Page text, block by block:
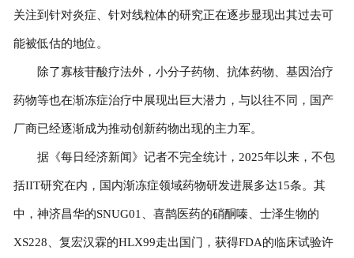
关注到针对炎症、针对线粒体的研究正在逐步显现出其过去可
能被低估的地位。
除了寡核苷酸疗法外，小分子药物、抗体药物、基因治疗
药物等也在渐冻症治疗中展现出巨大潜力，与以往不同，国产
厂商已经逐渐成为推动创新药物出现的主力军。
据《每日经济新闻》记者不完全统计，2025年以来，不包
括IIT研究在内，国内渐冻症领域药物研发进展多达15条。其
中，神济昌华的SNUG01、喜鹊医药的硝酮嗪、士泽生物的
XS228、复宏汉霖的HLX99走出国门，获得FDA的临床试验许